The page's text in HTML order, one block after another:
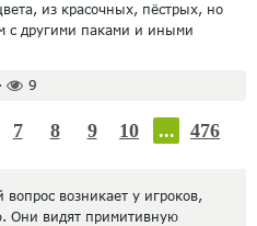
из красочных, пёстрых, но
с другими паками и иными
· 9
7 8 9 10 ... 476
возникает у игроков,
Они видят примитивную